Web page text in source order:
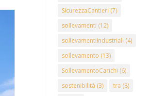
SicurezzaCantieri (7)
sollevamenti (12)
sollevamentiindustriali (4)
sollevamento (13)
SollevamentoCarichi (6)
sostenibilità (3) tra (8)